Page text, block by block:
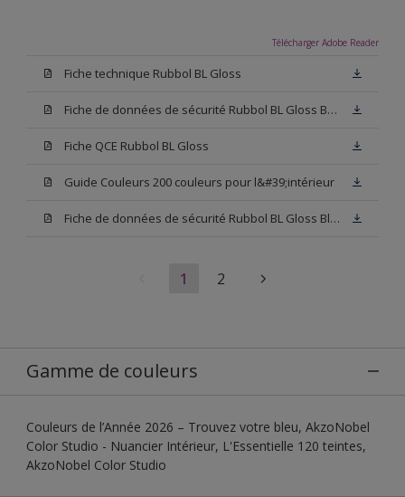
Télécharger Adobe Reader
Fiche technique Rubbol BL Gloss
Fiche de données de sécurité Rubbol BL Gloss Base N00
Fiche QCE Rubbol BL Gloss
Guide Couleurs 200 couleurs pour l&#39;intérieur
Fiche de données de sécurité Rubbol BL Gloss Blanc
1 2
Gamme de couleurs
Couleurs de l’Année 2026 – Trouvez votre bleu, AkzoNobel
Color Studio - Nuancier Intérieur, L'Essentielle 120 teintes,
AkzoNobel Color Studio